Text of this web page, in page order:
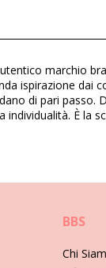
(LYCRA) - OEKO-
Oeko-Tex
L
base al taglio
marchio
ispirazione dai
di pari passo.
individualità. È la
BBS
Chi